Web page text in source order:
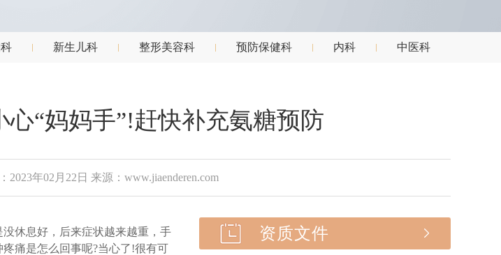
新生儿科 整形美容科 预防保健科 内科 中医科
“妈妈手”!赶快补充氨糖预防
年02月22日 来源：www.jiaenderen.com
休息好，后来症状越来越重，手
痛是怎么回事呢?当心了!很有可
资质文件